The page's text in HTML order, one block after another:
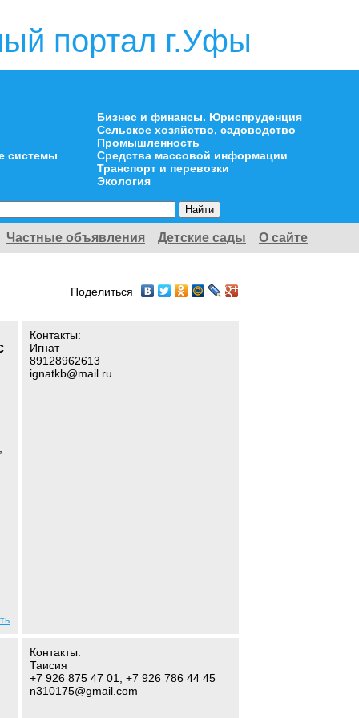
портал г.Уфы
системы
Бизнес и финансы. Юриспруденция
Сельское хозяйство, садоводство
Промышленность
Средства массовой информации
Транспорт и перевозки
Экология
Частные объявления Детские сады О сайте
Поделиться
Контакты:
Игнат
89128962613
ignatkb@mail.ru
Контакты:
Таисия
+7 926 875 47 01, +7 926 786 44 45
n310175@gmail.com